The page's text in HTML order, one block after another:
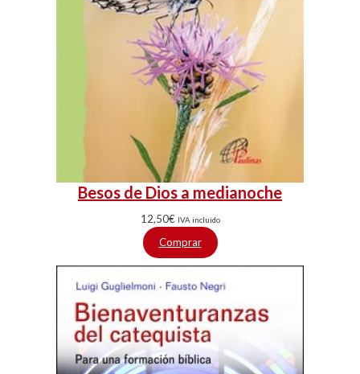
Besos de Dios a medianoche
12,50€ IVA incluido
Comprar